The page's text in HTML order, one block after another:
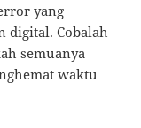
yang
digital. Cobalah
semuanya
waktu